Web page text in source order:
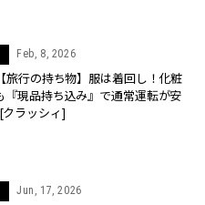
Feb, 8, 2026
旅行の持ち物】服は着回し！化粧
『現品持ち込み』で通常運転が安
クラッシィ]
Jun, 17, 2026